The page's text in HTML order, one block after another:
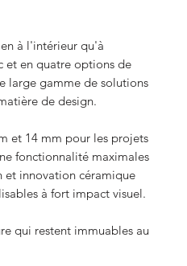
à l'intérieur qu'à
et en quatre options de
large gamme de solutions
de design.
et 14 mm pour les projets
fonctionnalité maximales
et innovation céramique
à fort impact visuel.
qui restent immuables au